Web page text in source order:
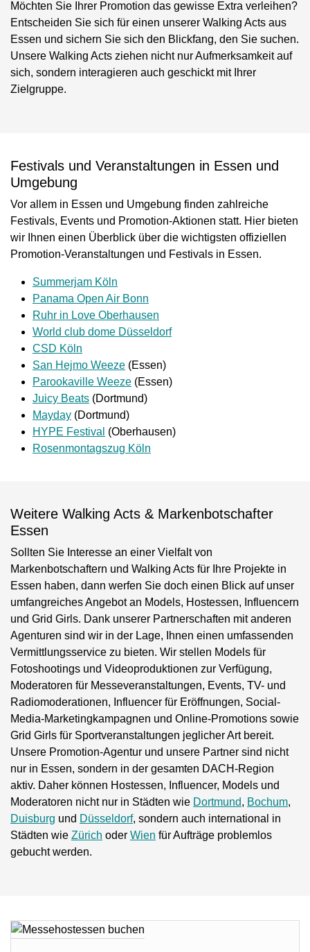
Möchten Sie Ihrer Promotion das gewisse Extra verleihen?
Entscheiden Sie sich für einen unserer Walking Acts aus
Essen und sichern Sie sich den Blickfang, den Sie suchen.
Unsere Walking Acts ziehen nicht nur Aufmerksamkeit auf
sich, sondern interagieren auch geschickt mit Ihrer
Zielgruppe.
Festivals und Veranstaltungen in Essen und
Umgebung
Vor allem in Essen und Umgebung finden zahlreiche
Festivals, Events und Promotion-Aktionen statt. Hier bieten
wir Ihnen einen Überblick über die wichtigsten offiziellen
Promotion-Veranstaltungen und Festivals in Essen.
Summerjam Köln
Panama Open Air Bonn
Ruhr in Love Oberhausen
World club dome Düsseldorf
CSD Köln
San Hejmo Weeze (Essen)
Parookaville Weeze (Essen)
Juicy Beats (Dortmund)
Mayday (Dortmund)
HYPE Festival (Oberhausen)
Rosenmontagszug Köln
Weitere Walking Acts & Markenbotschafter
Essen
Sollten Sie Interesse an einer Vielfalt von
Markenbotschaftern und Walking Acts für Ihre Projekte in
Essen haben, dann werfen Sie doch einen Blick auf unser
umfangreiches Angebot an Models, Hostessen, Influencern
und Grid Girls. Dank unserer Partnerschaften mit anderen
Agenturen sind wir in der Lage, Ihnen einen umfassenden
Vermittlungsservice zu bieten. Wir stellen Models für
Fotoshootings und Videoproduktionen zur Verfügung,
Moderatoren für Messeveranstaltungen, Events, TV- und
Radiomoderationen, Influencer für Eröffnungen, Social-
Media-Marketingkampagnen und Online-Promotions sowie
Grid Girls für Sportveranstaltungen jeglicher Art bereit.
Unsere Promotion-Agentur und unsere Partner sind nicht
nur in Essen, sondern in der gesamten DACH-Region
aktiv. Daher können Hostessen, Influencer, Models und
Moderatoren nicht nur in Städten wie Dortmund, Bochum,
Duisburg und Düsseldorf, sondern auch international in
Städten wie Zürich oder Wien für Aufträge problemlos
gebucht werden.